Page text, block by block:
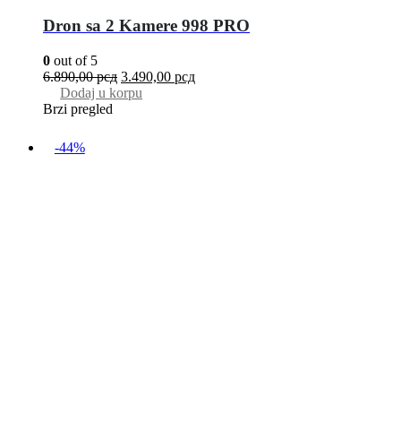
Dron sa 2 Kamere 998 PRO
0 out of 5
6.890,00рсд 3.490,00 рсд
Dodaj u korpu
Brzi pregled
-44%